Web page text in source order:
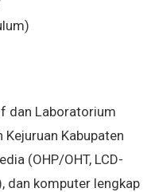
dan Laboratorium
Kabupaten
(OHP/OHT, LCD-
dan komputer lengkap